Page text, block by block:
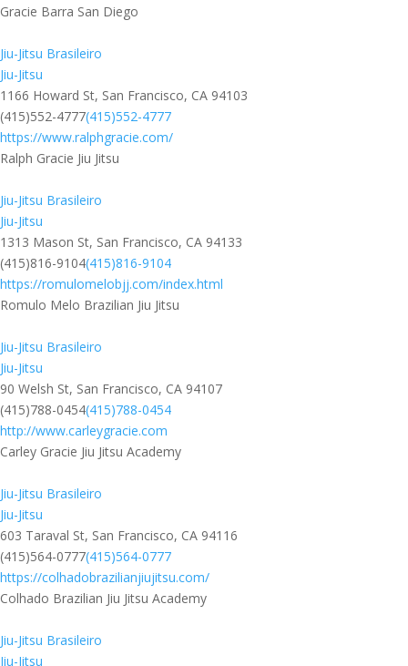
Gracie Barra San Diego
Jiu-Jitsu Brasileiro
Jiu-Jitsu
1166 Howard St, San Francisco, CA 94103
(415)552-4777(415)552-4777
https://www.ralphgracie.com/
Ralph Gracie Jiu Jitsu
Jiu-Jitsu Brasileiro
Jiu-Jitsu
1313 Mason St, San Francisco, CA 94133
(415)816-9104(415)816-9104
https://romulomelobjj.com/index.html
Romulo Melo Brazilian Jiu Jitsu
Jiu-Jitsu Brasileiro
Jiu-Jitsu
90 Welsh St, San Francisco, CA 94107
(415)788-0454(415)788-0454
http://www.carleygracie.com
Carley Gracie Jiu Jitsu Academy
Jiu-Jitsu Brasileiro
Jiu-Jitsu
603 Taraval St, San Francisco, CA 94116
(415)564-0777(415)564-0777
https://colhadobrazilianjiujitsu.com/
Colhado Brazilian Jiu Jitsu Academy
Jiu-Jitsu Brasileiro
Jiu-Jitsu